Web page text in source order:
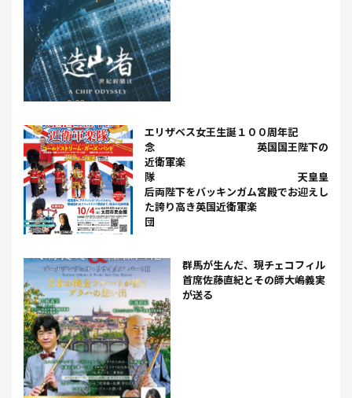
エリザベス女王生誕１００周年記
念 英国国王陛下の
近衛軍楽
隊 天皇皇
后両陛下をバッキンガム宮殿でお迎えし
た誇り高き英国近衛軍楽
団
群馬が生んだ、現チェコフィル
首席佐藤直紀とその師大嶋義実
が送る